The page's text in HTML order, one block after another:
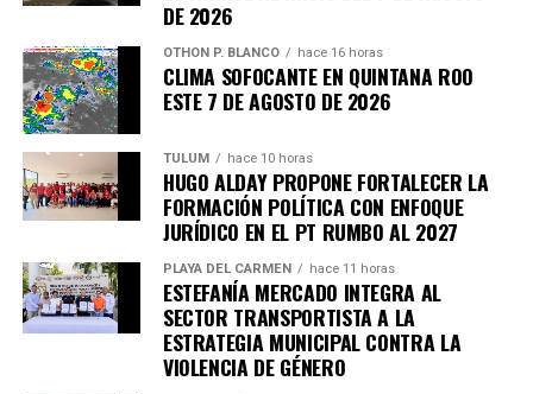
Recibe las noticias al instante
Únete al canal oficial de WhatsApp de
Quinto Podery recibe las noticias más
importantes de Quintana Roo directamente
en tu teléfono.
Unirme al canal de WhatsApp
DE 2026
OTHON P. BLANCO hace 16 horas
CLIMA SOFOCANTE EN QUINTANA ROO
ESTE 7 DE AGOSTO DE 2026
TULUM hace 10 horas
HUGO ALDAY PROPONE FORTALECER LA
FORMACIÓN POLÍTICA CON ENFOQUE
JURÍDICO EN EL PT RUMBO AL 2027
PLAYA DEL CARMEN hace 11 horas
ESTEFANÍA MERCADO INTEGRA AL
SECTOR TRANSPORTISTA A LA
ESTRATEGIA MUNICIPAL CONTRA LA
VIOLENCIA DE GÉNERO